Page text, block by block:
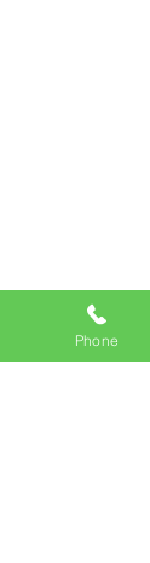
Phone